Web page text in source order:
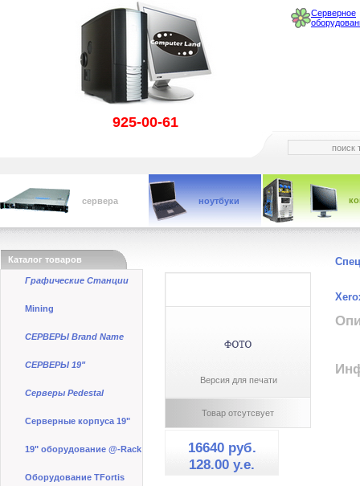
925-00-61
Серверное
сервера ноутбуки
Каталог товаров
Графические Станции
Mining
СЕРВЕРЫ Brand Name
СЕРВЕРЫ 19"
Серверы Pedestal
Серверные корпуса 19"
19" оборудование @-Rack
Оборудование TFortis
Версия для печати
Товар отсутсвует
16640 руб.
128.00 y.e.